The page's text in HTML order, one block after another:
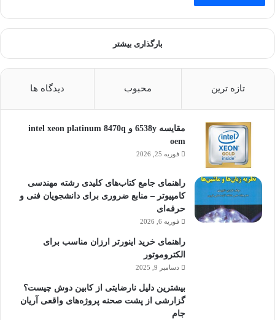
بارگذاری بیشتر
تازه ترین محبوب دیدگاه ها
مقایسه 6538y و intel xeon platinum 8470q
oem
فوریه 25, 2026
راهنمای جامع کتاب‌های کلیدی رشته مهندسی
کامپیوتر – منابع ضروری برای دانشجویان فنی و
حرفه‌ای
فوریه 6, 2026
راهنمای خرید اینورتر ارزان مناسب برای
الکتروموتور
دسامبر 9, 2025
بیشترین دلیل نارضایتی از کابین دوش چیست؟
گزارشی از پشت صحنه پروژه‌های واقعی آریان
جام